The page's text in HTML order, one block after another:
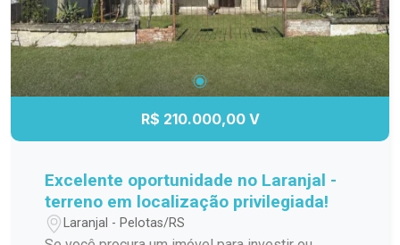
regiões mais valorizadas do bairro Fragata.
Agende uma visita e venha conhecer o seu
próximo lar!
R$ 210.000,00 V
Excelente oportunidade no Laranjal -
terreno em localização privilegiada!
Laranjal - Pelotas/RS